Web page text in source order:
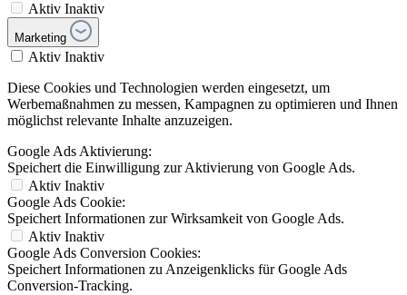
Aktiv Inaktiv
Marketing
Aktiv Inaktiv
Diese Cookies und Technologien werden eingesetzt, um
Werbemaßnahmen zu messen, Kampagnen zu optimieren und Ihnen
möglichst relevante Inhalte anzuzeigen.
Google Ads Aktivierung:
Speichert die Einwilligung zur Aktivierung von Google Ads.
Aktiv Inaktiv
Google Ads Cookie:
Speichert Informationen zur Wirksamkeit von Google Ads.
Aktiv Inaktiv
Google Ads Conversion Cookies:
Speichert Informationen zu Anzeigenklicks für Google Ads
Conversion-Tracking.